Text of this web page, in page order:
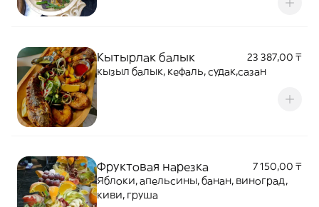
Кытырлак балык
23 387,00 ₸
кызыл балык, кефаль, судак,сазан
Фруктовая нарезка
7 150,00 ₸
Яблоки, апельсины, банан, виноград,
киви, груша